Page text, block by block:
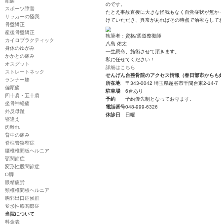
自動車事故と同様、
後から痛みが出てく
自損事故
自転車による事故
自動車による事故
バイクによる事故
痛み・症状・怪我の治療
整体
整体の治療
整骨院の治療
腰痛
ぎっくり腰
肩こり
頭痛
スポーツ障害
サッカーの怪我
骨盤矯正
産後骨盤矯正
カイロプラクティック
身体のゆがみ
かかとの痛み